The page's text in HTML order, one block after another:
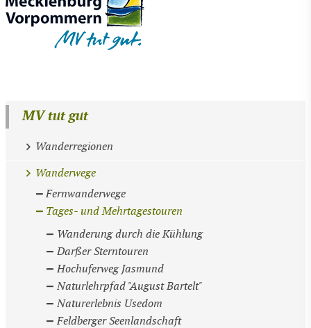
MV tut gut
Wanderregionen
Wanderwege
Fernwanderwege
Tages- und Mehrtagestouren
Wanderung durch die Kühlung
Darßer Sterntouren
Hochuferweg Jasmund
Naturlehrpfad "August Bartelt"
Naturerlebnis Usedom
Feldberger Seenlandschaft